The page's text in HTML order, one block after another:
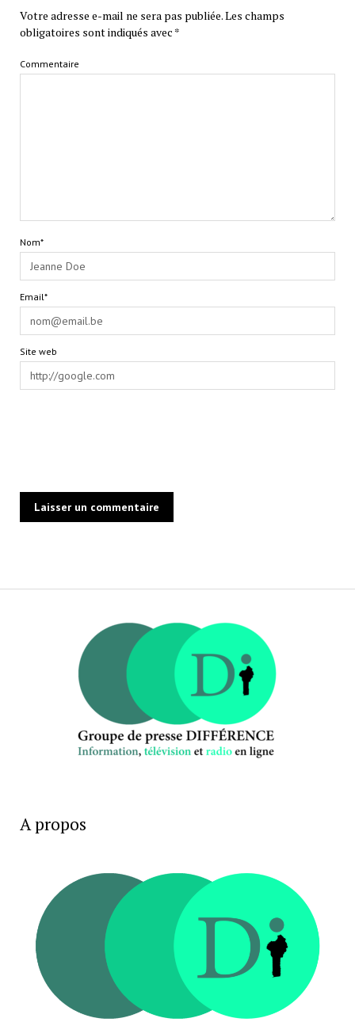
Votre adresse e-mail ne sera pas publiée.Les champs
obligatoires sont indiqués avec *
Commentaire
Nom*
Email*
Site web
A propos